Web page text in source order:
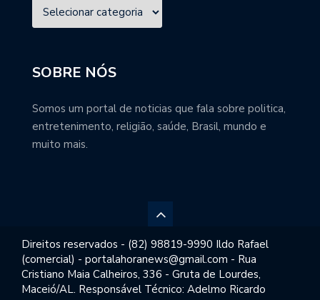
SOBRE NÓS
Somos um portal de noticias que fala sobre politica,
entretenimento, religião, saúde, Brasil, mundo e
muito mais.
Direitos reservados - (82) 98819-9990 Ildo Rafael
(comercial) - portalahoranews@gmail.com - Rua
Cristiano Maia Calheiros, 336 - Gruta de Lourdes,
Maceió/AL. Responsável Técnico: Adelmo Ricardo